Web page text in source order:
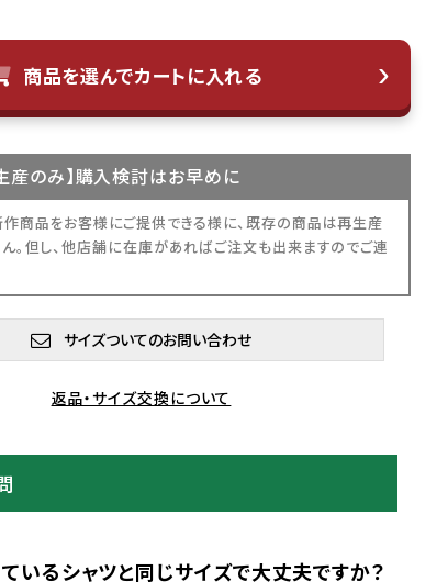
商品を選んでカートに入れる
産のみ】購入検討はお早めに
商品をお客様にご提供できる様に、既存の商品は再生産
。但し、他店舗に在庫があればご注文も出来ますのでご連
サイズついてのお問い合わせ
返品・サイズ交換について
いるシャツと同じサイズで大丈夫ですか？